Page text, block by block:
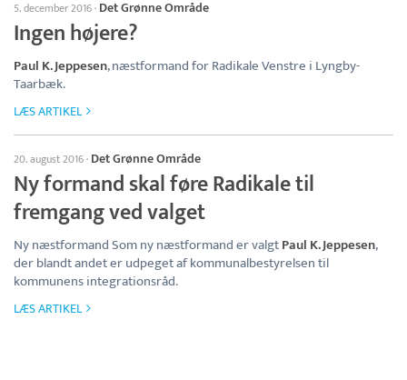
5. december 2016· Det Grønne Område
Ingen højere?
Paul K. Jeppesen, næstformand for Radikale Venstre i Lyngby-
Taarbæk.
LÆS ARTIKEL
20. august 2016· Det Grønne Område
Ny formand skal føre Radikale til
fremgang ved valget
Ny næstformand Som ny næstformand er valgtPaul K. Jeppesen,
der blandt andet er udpeget af kommunalbestyrelsen til
kommunens integrationsråd.
LÆS ARTIKEL